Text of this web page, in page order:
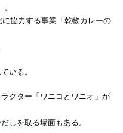
協力する事業「乾物カレーの
いる。
クター「ワニコとワニオ」が
しを取る場面もある。